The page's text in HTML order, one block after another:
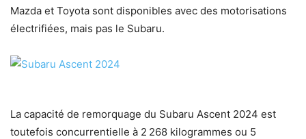
Mazda et Toyota sont disponibles avec des motorisations
électrifiées, mais pas le Subaru.
La capacité de remorquage du Subaru Ascent 2024 est
toutefois concurrentielle à 2 268 kilogrammes ou 5